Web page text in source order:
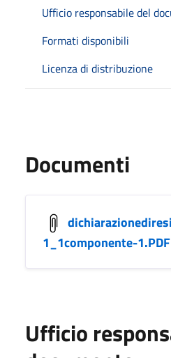
Ufficio responsabile del
Formati disponibili
Licenza di distribuzione
Documenti
1_1componente-1.PDF
Ufficio